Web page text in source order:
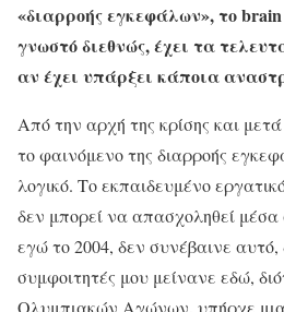
«διαρροής εγκεφάλων», τοbrain
γνωστό διεθνώς, έχει τα
αν έχει υπάρξει κάποια
Από την αρχή της κρίσης και
το φαινόμενο της διαρροής
λογικό. Το εκπαιδευμένο
δεν μπορεί να απασχοληθεί
εγώ το 2004, δεν συνέβαινε
συμφοιτητές μου μείνανε εδώ,
Ολυμπιακών Αγώνων, υπήρχε μια